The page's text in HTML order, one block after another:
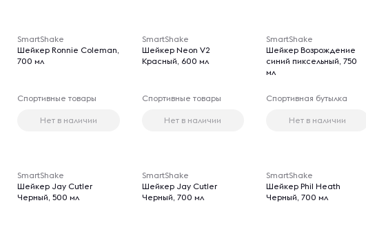
SmartShake
Шейкер Ronnie Coleman,
700 мл
Спортивные товары
Нет в наличии
SmartShake
Шейкер Neon V2
Красный, 600 мл
Спортивные товары
Нет в наличии
SmartShake
Шейкер Возрождение
синий пиксельный, 750
мл
Спортивная бутылка
Нет в наличии
SmartShake
Шейкер Jay Cutler
Черный, 500 мл
SmartShake
Шейкер Jay Cutler
Черный, 700 мл
SmartShake
Шейкер Phil Heath
Черный, 700 мл